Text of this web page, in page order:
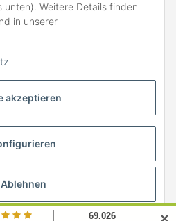
akzeptieren
Ablehnen
unten). Weitere Details finden
in unserer
MwSt., zzgl.